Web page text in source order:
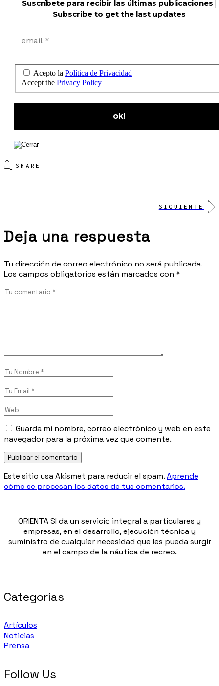
Suscríbete para recibir las últimas publicaciones |
Subscribe to get the last updates
Acepto la Política de Privacidad
Accept the Privacy Policy
SHARE
SIGUIENTE
Deja una respuesta
Tu dirección de correo electrónico no será publicada.
Los campos obligatorios están marcados con *
Guarda mi nombre, correo electrónico y web en este
navegador para la próxima vez que comente.
Publicar el comentario
Este sitio usa Akismet para reducir el spam.Aprende
cómo se procesan los datos de tus comentarios.
ORIENTA SI da un servicio integral a particulares y
empresas, en el desarrollo, ejecución técnica y
suministro de cualquier necesidad que les pueda surgir
en el campo de la náutica de recreo.
Categorías
Artículos
Noticias
Prensa
Follow Us